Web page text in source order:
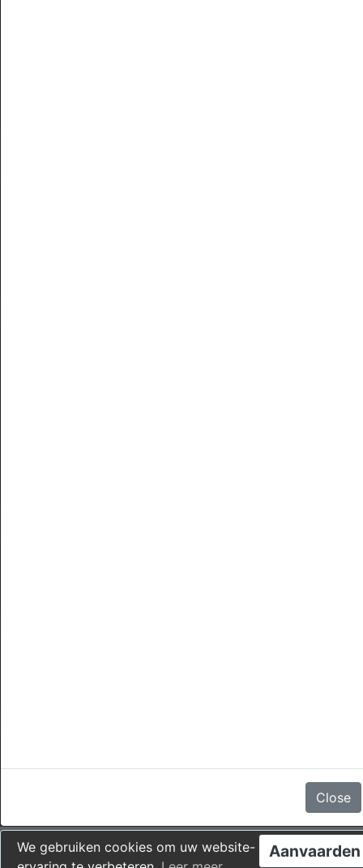
Close
Aanvaarden
We gebruiken cookies om uw website-